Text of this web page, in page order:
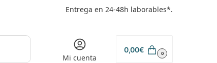
Entrega en 24-48h laborables*.
Mi cuenta
0,00€ 0